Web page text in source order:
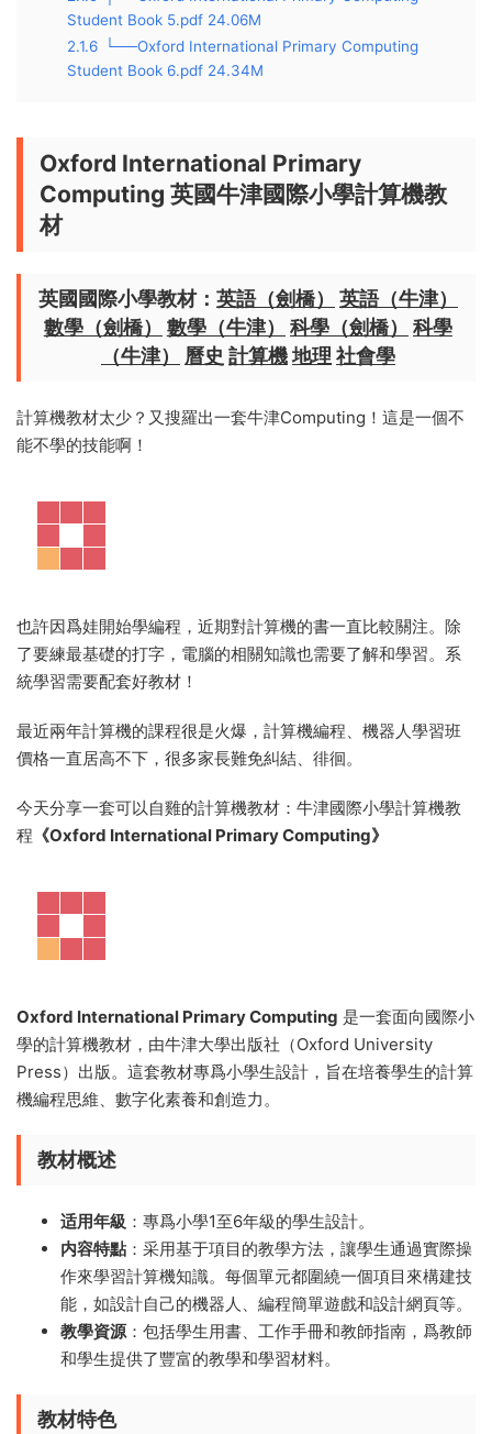
Student Book 5.pdf 24.06M
2.1.6
└──Oxford International Primary Computing
Student Book 6.pdf 24.34M
Oxford International Primary
Computing 英國牛津國際小學計算機教
材
英國國際小學教材： 英語（劍橋）
英語（牛津）
數學（劍橋）
數學（牛津） 科學（劍橋）
科學
（牛津）
曆史 計算機地理 社會學
計算機教材太少？又搜羅出一套牛津Computing！這是一個不
能不學的技能啊！
也許因爲娃開始學編程，近期對計算機的書一直比較關注。除
了要練最基礎的打字，電腦的相關知識也需要了解和學習。系
統學習需要配套好教材！
最近兩年計算機的課程很是火爆，計算機編程、機器人學習班
價格一直居高不下，很多家長難免糾結、徘徊。
今天分享一套可以自雞的計算機教材：牛津國際小學計算機教
程 《Oxford International Primary Computing》
Oxford International Primary Computing 是一套面向國際小
學的計算機教材，由牛津大學出版社（Oxford University
Press）出版。這套教材專爲小學生設計，旨在培養學生的計算
機編程思維、數字化素養和創造力。
教材概述
适用年級 ：專爲小學1至6年級的學生設計。
内容特點 ：采用基于項目的教學方法，讓學生通過實際操
作來學習計算機知識。每個單元都圍繞一個項目來構建技
能，如設計自己的機器人、編程簡單遊戲和設計網頁等。
教學資源：包括學生用書、工作手冊和教師指南，爲教師
和學生提供了豐富的教學和學習材料。
教材特色